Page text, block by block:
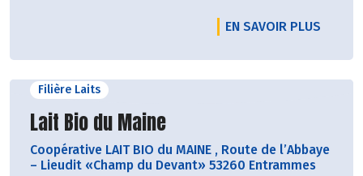
EN SAVOIR PLUS
Filière Laits
Découvrir le producteur
Lait Bio du Maine
Coopérative LAIT BIO du MAINE , Route de l’Abbaye
– Lieudit «Champ du Devant» 53260 Entrammes